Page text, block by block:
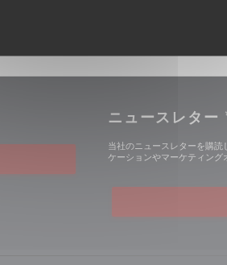
ニュースレター
当社のニュースレターを購読
ケーションやマーケティング